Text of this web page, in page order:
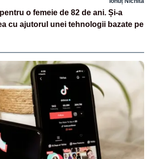
o femeie de 82 de ani. Și-a
cu ajutorul unei tehnologii bazate pe